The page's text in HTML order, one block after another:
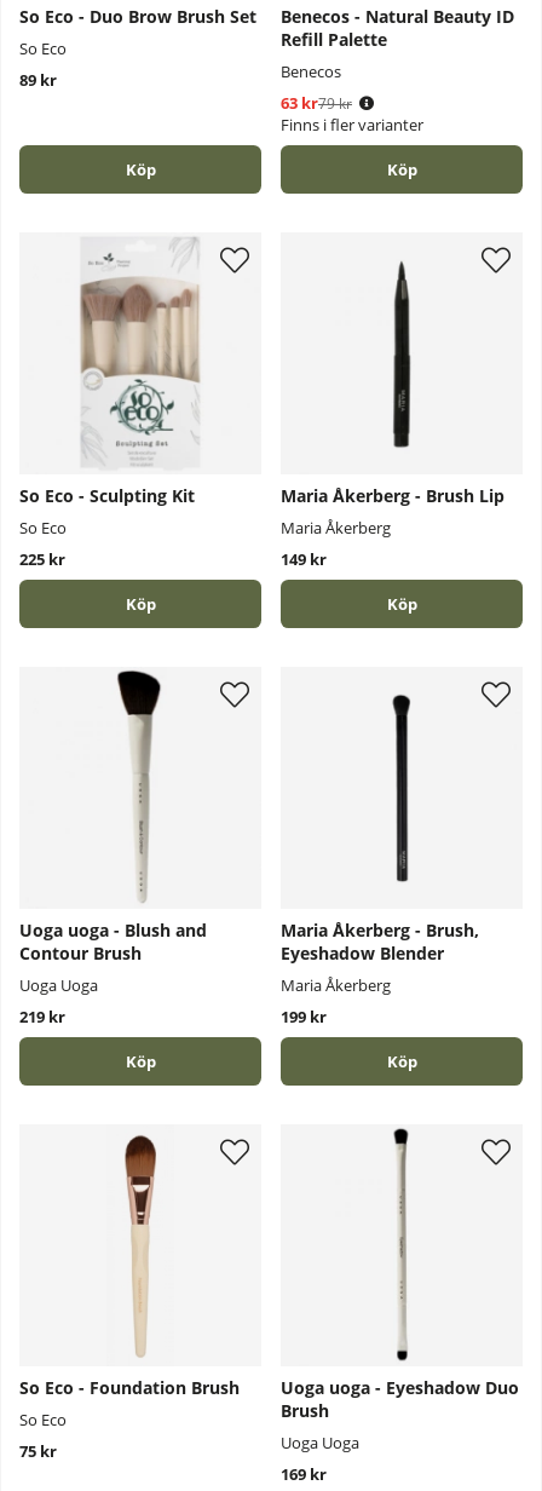
So Eco - Duo Brow Brush Set
So Eco
89 kr
Köp
Benecos - Natural Beauty ID
Refill Palette
Benecos
63 kr
Ordinarie pris:
79 kr
Finns i fler varianter
Köp
So Eco - Sculpting Kit
So Eco
225 kr
Köp
Maria Åkerberg - Brush Lip
Maria Åkerberg
149 kr
Köp
Uoga uoga - Blush and
Contour Brush
Uoga Uoga
219 kr
Köp
Maria Åkerberg - Brush,
Eyeshadow Blender
Maria Åkerberg
199 kr
Köp
So Eco - Foundation Brush
So Eco
75 kr
Uoga uoga - Eyeshadow Duo
Brush
Uoga Uoga
169 kr